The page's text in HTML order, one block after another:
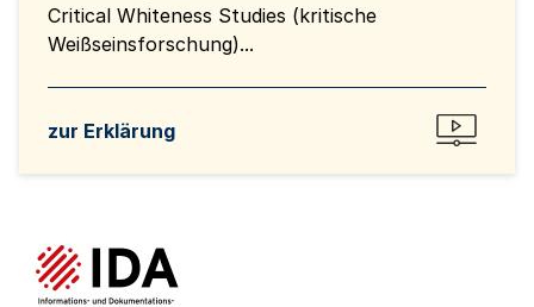
Critical Whiteness Studies (kritische
Weißseinsforschung)...
zur Erklärung